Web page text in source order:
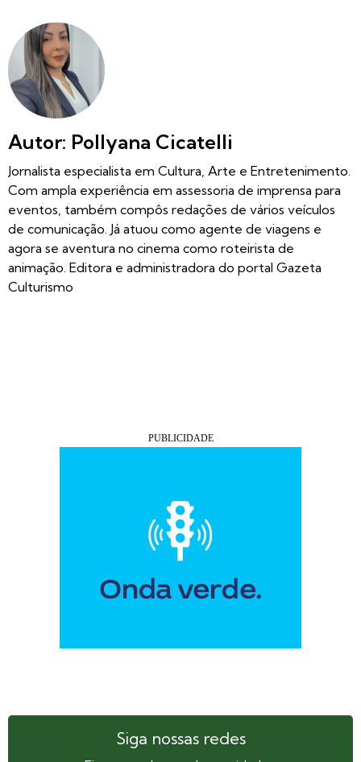
Autor: Pollyana Cicatelli
Jornalista especialista em Cultura, Arte e Entretenimento.
Com ampla experiência em assessoria de imprensa para
eventos, também compôs redações de vários veículos
de comunicação. Já atuou como agente de viagens e
agora se aventura no cinema como roteirista de
animação. Editora e administradora do portal Gazeta
Culturismo
Siga nossas redes